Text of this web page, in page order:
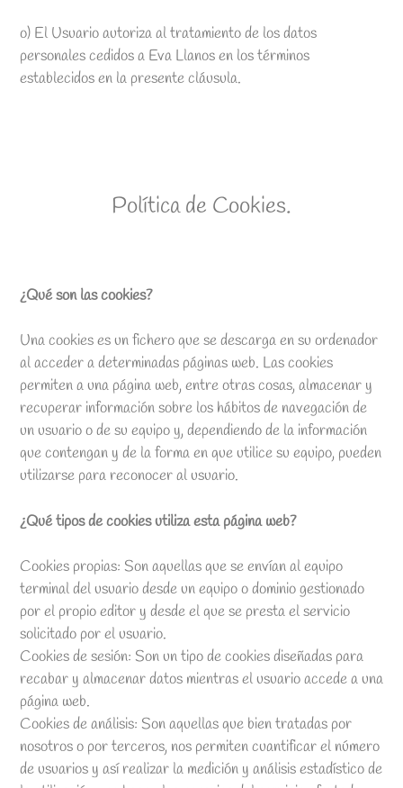
o) El Usuario autoriza al tratamiento de los datos
personales cedidos a Eva Llanos en los términos
establecidos en la presente cláusula.
Política de Cookies.
¿Qué son las cookies?
Una cookies es un fichero que se descarga en su ordenador
al acceder a determinadas páginas web. Las cookies
permiten a una página web, entre otras cosas, almacenar y
recuperar información sobre los hábitos de navegación de
un usuario o de su equipo y, dependiendo de la información
que contengan y de la forma en que utilice su equipo, pueden
utilizarse para reconocer al usuario.
¿Qué tipos de cookies utiliza esta página web?
Cookies propias: Son aquellas que se envían al equipo
terminal del usuario desde un equipo o dominio gestionado
por el propio editor y desde el que se presta el servicio
solicitado por el usuario.
Cookies de sesión: Son un tipo de cookies diseñadas para
recabar y almacenar datos mientras el usuario accede a una
página web.
Cookies de análisis: Son aquellas que bien tratadas por
nosotros o por terceros, nos permiten cuantificar el número
de usuarios y así realizar la medición y análisis estadístico de